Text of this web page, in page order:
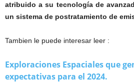
atribuido a su tecnología de
un sistema de postratamiento de
Tambien le puede interesar leer :
Exploraciones Espaciales que
expectativas para el 2024.